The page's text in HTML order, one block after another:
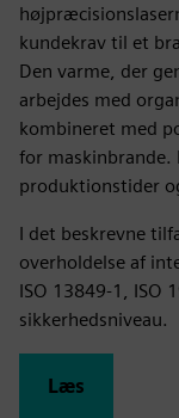
kundekrav til et
Den varme, der
arbejdes med
kombineret med
for maskinbrande.
produktionstider
I det beskrevne
overholdelse af
ISO 13849-1, ISO
sikkerhedsniveau.
Læs